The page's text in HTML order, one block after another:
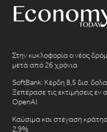
Στην κυκλοφορία ο νέος
μετά από 26 χρόνια
SoftBank: Κέρδη 8,5 δισ.
Ξεπέρασε τις εκτιμήσεις
OpenAI
Καύσιμα και στέγαση
2,9%